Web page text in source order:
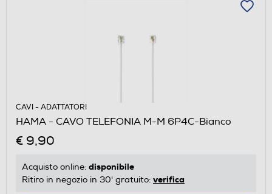
CAVI - ADATTATORI
HAMA - CAVO TELEFONIA M-M 6P4C-Bianco
€ 9,90
Acquisto online: disponibile
Ritiro in negozio in 30' gratuito: verifica